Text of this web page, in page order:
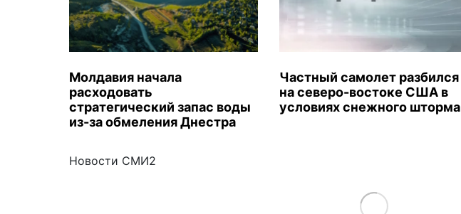
Молдавия начала
расходовать
стратегический запас воды
из-за обмеления Днестра
Частный самолет разбился
на северо-востоке США в
условиях снежного шторма
Новости СМИ2
Load More